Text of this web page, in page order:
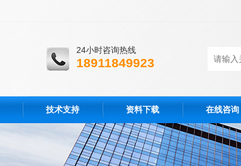
24小时咨询热线
18911849923
技术支持 资料下载 在线咨询